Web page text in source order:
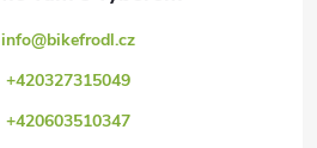
info@bikefrodl.cz
+420327315049
+420603510347